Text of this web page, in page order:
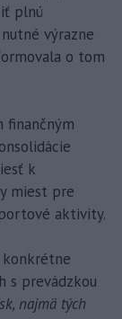
plnú
výrazne
o tom
finančným
k
miest pre
aktivity.
konkrétne
s prevádzkou
najmä tých